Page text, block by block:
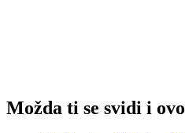
Možda ti se svidi i ovo